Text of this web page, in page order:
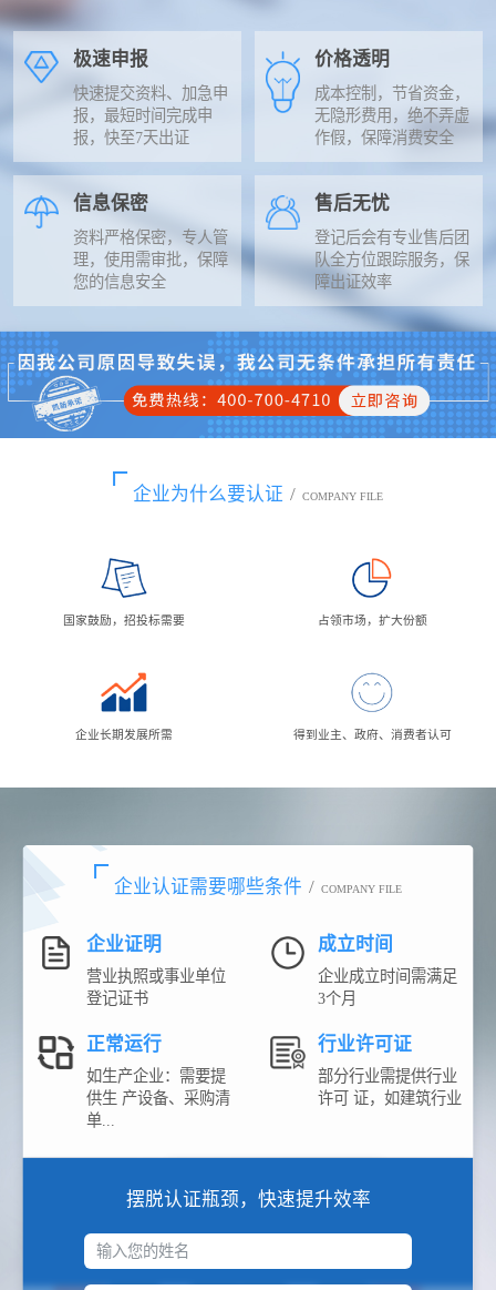
极速申报
快速提交资料、加急申
报，最短时间完成申
报，快至7天出证
价格透明
成本控制，节省资金，
无隐形费用，绝不弄虚
作假，保障消费安全
信息保密
资料严格保密，专人管
理，使用需审批，保障
您的信息安全
售后无忧
登记后会有专业售后团
队全方位跟踪服务，保
障出证效率
企业为什么要认证 / COMPANY FILE
国家鼓励，招投标需要 占领市场，扩大份额
企业长期发展所需 得到业主、政府、消费者认可
企业认证需要哪些条件 / COMPANY FILE
企业证明
营业执照或事业单位
登记证书
成立时间
企业成立时间需满足
3个月
正常运行
如生产企业：需要提
供生 产设备、采购清
单...
行业许可证
部分行业需提供行业
许可 证，如建筑行业
摆脱认证瓶颈，快速提升效率
输入您的姓名